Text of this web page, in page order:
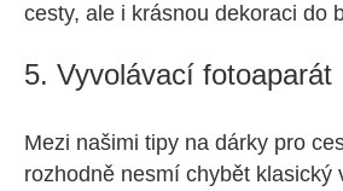
cesty, ale i krásnou dekoraci do
5. Vyvolávací fotoaparát
Mezi našimi tipy na dárky pro
rozhodně nesmí chybět klasický